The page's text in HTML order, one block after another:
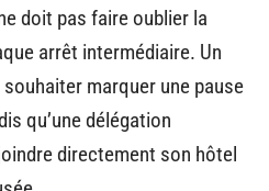
doit pas faire oublier la
arrêt intermédiaire. Un
marquer une pause
qu’une délégation
directement son hôtel